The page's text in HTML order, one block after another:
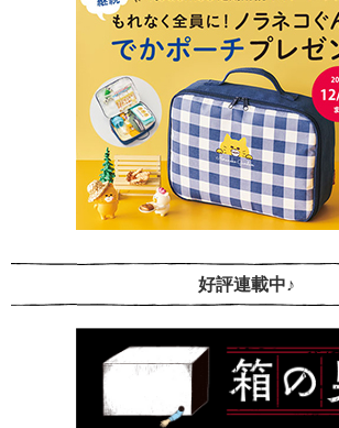
好評連載中♪